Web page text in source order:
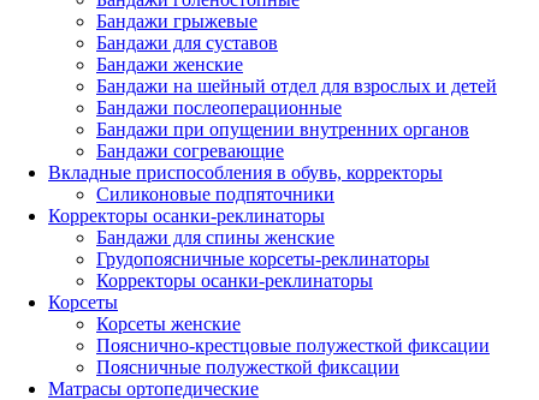
Бандажи грыжевые
Бандажи для суставов
Бандажи женские
Бандажи на шейный отдел для взрослых и детей
Бандажи послеоперационные
Бандажи при опущении внутренних органов
Бандажи согревающие
Вкладные приспособления в обувь, корректоры
Силиконовые подпяточники
Корректоры осанки-реклинаторы
Бандажи для спины женские
Грудопоясничные корсеты-реклинаторы
Корректоры осанки-реклинаторы
Корсеты
Корсеты женские
Пояснично-крестцовые полужесткой фиксации
Поясничные полужесткой фиксации
Матрасы ортопедические